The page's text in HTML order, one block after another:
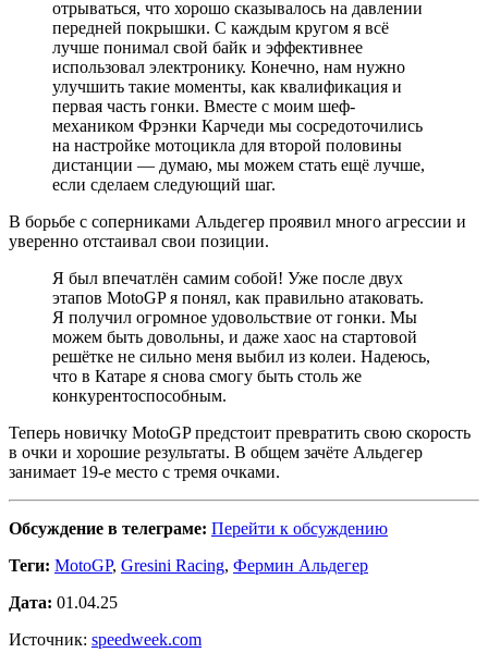
отрываться, что хорошо сказывалось на давлении
передней покрышки. С каждым кругом я всё
лучше понимал свой байк и эффективнее
использовал электронику. Конечно, нам нужно
улучшить такие моменты, как квалификация и
первая часть гонки. Вместе с моим шеф-
механиком Фрэнки Карчеди мы сосредоточились
на настройке мотоцикла для второй половины
дистанции — думаю, мы можем стать ещё лучше,
если сделаем следующий шаг.
В борьбе с соперниками Альдегер проявил много агрессии и
уверенно отстаивал свои позиции.
Я был впечатлён самим собой! Уже после двух
этапов MotoGP я понял, как правильно атаковать.
Я получил огромное удовольствие от гонки. Мы
можем быть довольны, и даже хаос на стартовой
решётке не сильно меня выбил из колеи. Надеюсь,
что в Катаре я снова смогу быть столь же
конкурентоспособным.
Теперь новичку MotoGP предстоит превратить свою скорость
в очки и хорошие результаты. В общем зачёте Альдегер
занимает 19-е место с тремя очками.
Обсуждение в телеграме: Перейти к обсуждению
Теги: MotoGP, Gresini Racing, Фермин Альдегер
Дата: 01.04.25
Источник: speedweek.com